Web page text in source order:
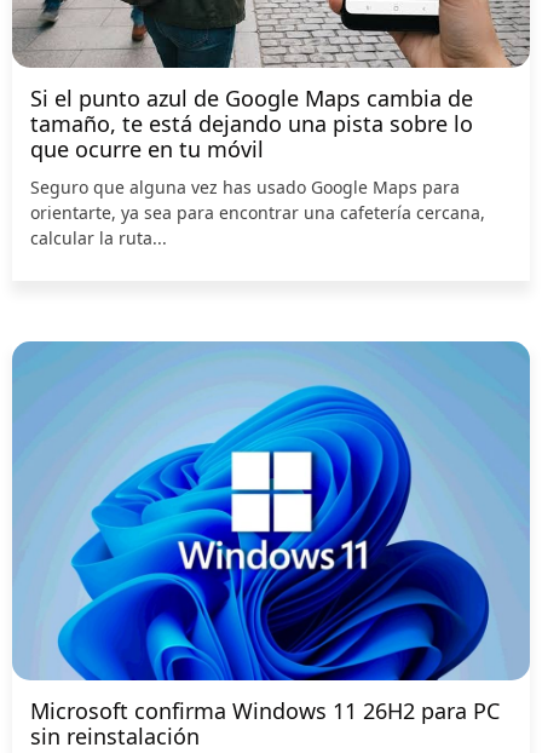
Si el punto azul de Google Maps cambia de
tamaño, te está dejando una pista sobre lo
que ocurre en tu móvil
Seguro que alguna vez has usado Google Maps para
orientarte, ya sea para encontrar una cafetería cercana,
calcular la ruta...
Microsoft confirma Windows 11 26H2 para PC
sin reinstalación